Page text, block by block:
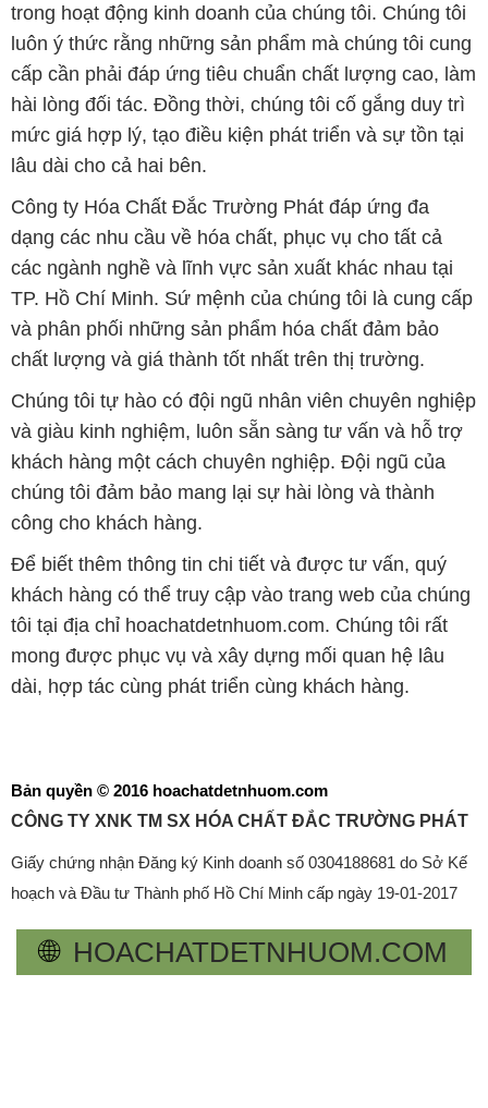
trong hoạt động kinh doanh của chúng tôi. Chúng tôi
luôn ý thức rằng những sản phẩm mà chúng tôi cung
cấp cần phải đáp ứng tiêu chuẩn chất lượng cao, làm
hài lòng đối tác. Đồng thời, chúng tôi cố gắng duy trì
mức giá hợp lý, tạo điều kiện phát triển và sự tồn tại
lâu dài cho cả hai bên.
Công ty Hóa Chất Đắc Trường Phát đáp ứng đa
dạng các nhu cầu về hóa chất, phục vụ cho tất cả
các ngành nghề và lĩnh vực sản xuất khác nhau tại
TP. Hồ Chí Minh. Sứ mệnh của chúng tôi là cung cấp
và phân phối những sản phẩm hóa chất đảm bảo
chất lượng và giá thành tốt nhất trên thị trường.
Chúng tôi tự hào có đội ngũ nhân viên chuyên nghiệp
và giàu kinh nghiệm, luôn sẵn sàng tư vấn và hỗ trợ
khách hàng một cách chuyên nghiệp. Đội ngũ của
chúng tôi đảm bảo mang lại sự hài lòng và thành
công cho khách hàng.
Để biết thêm thông tin chi tiết và được tư vấn, quý
khách hàng có thể truy cập vào trang web của chúng
tôi tại địa chỉ hoachatdetnhuom.com. Chúng tôi rất
mong được phục vụ và xây dựng mối quan hệ lâu
dài, hợp tác cùng phát triển cùng khách hàng.
Bản quyền © 2016 hoachatdetnhuom.com
CÔNG TY XNK TM SX HÓA CHẤT ĐẮC TRƯỜNG PHÁT
Giấy chứng nhận Đăng ký Kinh doanh số 0304188681 do Sở Kế
hoạch và Đầu tư Thành phố Hồ Chí Minh cấp ngày 19-01-2017
🌐 HOACHATDETNHUOM.COM